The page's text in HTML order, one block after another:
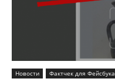
Новости Фактчек для Фейсбука